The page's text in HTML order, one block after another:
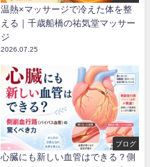
温熱×マッサージで冷えた体を整
える｜千歳船橋の祐気堂マッサー
ジ
2026.07.25
ブログ
心臓にも新しい血管はできる？側